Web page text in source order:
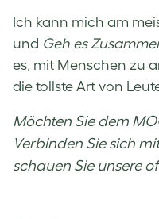
Ich kann mich am
und Geh es
es, mit Menschen zu
die tollste Art von
Möchten Sie dem
Verbinden Sie sich
schauen Sie unsere